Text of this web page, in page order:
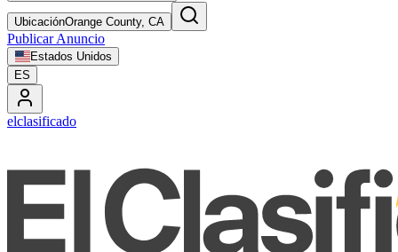
UbicaciónOrange County, CA
Publicar Anuncio
Estados Unidos
ES
elclasificado